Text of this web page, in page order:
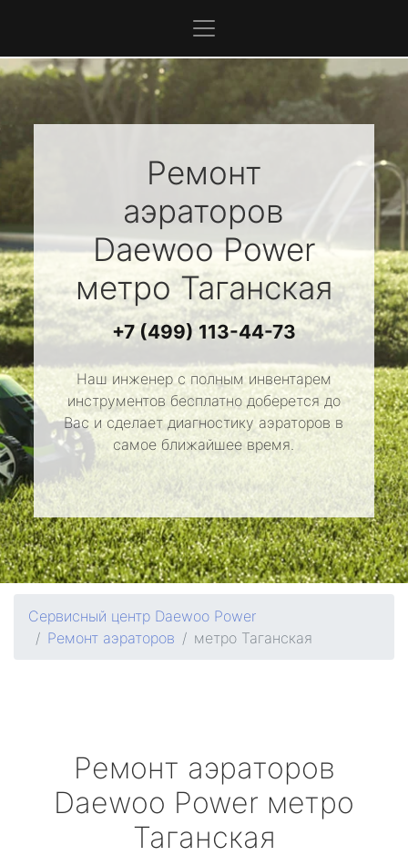
Ремонт
аэраторов
Daewoo Power
метро Таганская
+7 (499) 113-44-73
Наш инженер с полным инвентарем
инструментов бесплатно доберется до
Вас и сделает диагностику аэраторов в
самое ближайшее время.
Сервисный центр Daewoo Power
Ремонт аэраторов
метро Таганская
Ремонт аэраторов
Daewoo Power метро
Таганская